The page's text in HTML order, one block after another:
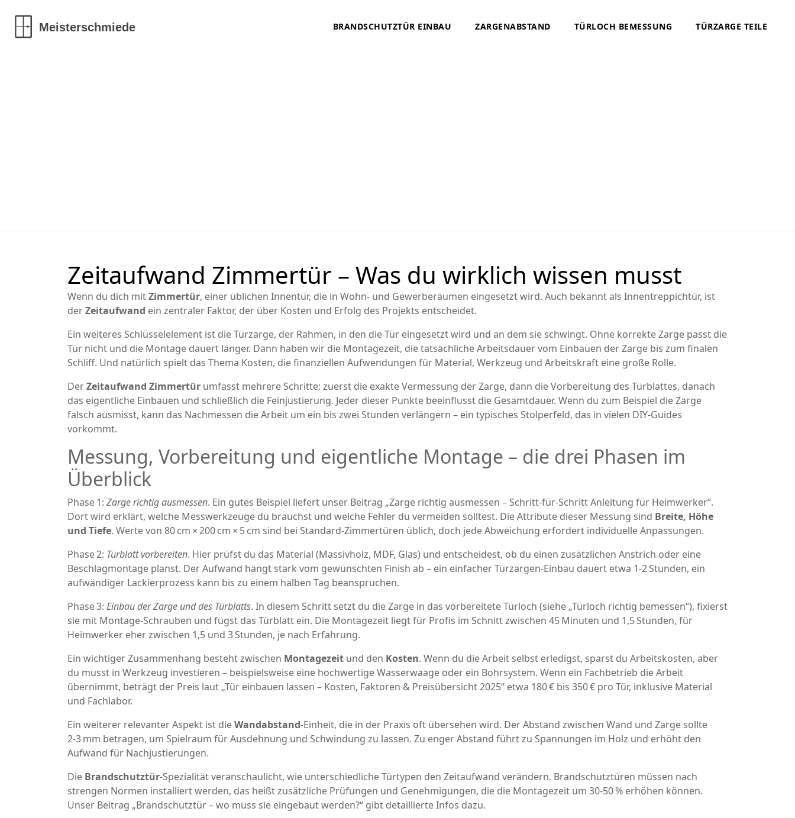
BRANDSCHUTZTÜR EINBAU ZARGENABSTAND TÜRLOCH BEMESSUNG TÜRZARGE TEILE
Zeitaufwand Zimmertür – Was du wirklich wissen musst
Wenn du dich mitZimmertür, einer üblichen Innentür, die in Wohn- und Gewerberäumen eingesetzt wird. Auch bekannt als Innentreppichtür, ist
derZeitaufwand ein zentraler Faktor, der über Kosten und Erfolg des Projekts entscheidet.
Ein weiteres Schlüsselelement ist dieTürzarge, der Rahmen, in den die Tür eingesetzt wird und an dem sie schwingt. Ohne korrekte Zarge passt die
Tür nicht und die Montage dauert länger. Dann haben wir die Montagezeit, die tatsächliche Arbeitsdauer vom Einbauen der Zarge bis zum finalen
Schliff. Und natürlich spielt das Thema Kosten, die finanziellen Aufwendungen für Material, Werkzeug und Arbeitskraft eine große Rolle.
DerZeitaufwand Zimmertür umfasst mehrere Schritte: zuerst die exakte Vermessung der Zarge, dann die Vorbereitung des Türblattes, danach
das eigentliche Einbauen und schließlich die Feinjustierung. Jeder dieser Punkte beeinflusst die Gesamtdauer. Wenn du zum Beispiel die Zarge
falsch ausmisst, kann das Nachmessen die Arbeit um ein bis zwei Stunden verlängern – ein typisches Stolperfeld, das in vielen DIY‑Guides
vorkommt.
Messung, Vorbereitung und eigentliche Montage – die drei Phasen im
Überblick
Phase 1: Zarge richtig ausmessen. Ein gutes Beispiel liefert unser Beitrag „Zarge richtig ausmessen – Schritt‑für‑Schritt Anleitung für Heimwerker“.
Dort wird erklärt, welche Messwerkzeuge du brauchst und welche Fehler du vermeiden solltest. Die Attribute dieser Messung sind Breite, Höhe
und Tiefe. Werte von 80 cm × 200 cm × 5 cm sind bei Standard‑Zimmertüren üblich, doch jede Abweichung erfordert individuelle Anpassungen.
Phase 2: Türblatt vorbereiten. Hier prüfst du das Material (Massivholz, MDF, Glas) und entscheidest, ob du einen zusätzlichen Anstrich oder eine
Beschlagmontage planst. Der Aufwand hängt stark vom gewünschten Finish ab – ein einfacher Türzargen‑Einbau dauert etwa 1‑2 Stunden, ein
aufwändiger Lackierprozess kann bis zu einem halben Tag beanspruchen.
Phase 3: Einbau der Zarge und des Türblatts. In diesem Schritt setzt du die Zarge in das vorbereitete Türloch (siehe „Türloch richtig bemessen“), fixierst
sie mit Montage‑Schrauben und fügst das Türblatt ein. Die Montagezeit liegt für Profis im Schnitt zwischen 45 Minuten und 1,5 Stunden, für
Heimwerker eher zwischen 1,5 und 3 Stunden, je nach Erfahrung.
Ein wichtiger Zusammenhang besteht zwischen Montagezeit und den Kosten. Wenn du die Arbeit selbst erledigst, sparst du Arbeitskosten, aber
du musst in Werkzeug investieren – beispielsweise eine hochwertige Wasserwaage oder ein Bohrsystem. Wenn ein Fachbetrieb die Arbeit
übernimmt, beträgt der Preis laut „Tür einbauen lassen – Kosten, Faktoren & Preisübersicht 2025“ etwa 180 € bis 350 € pro Tür, inklusive Material
und Fachlabor.
Ein weiterer relevanter Aspekt ist dieWandabstand-Einheit, die in der Praxis oft übersehen wird. Der Abstand zwischen Wand und Zarge sollte
2‑3 mm betragen, um Spielraum für Ausdehnung und Schwindung zu lassen. Zu enger Abstand führt zu Spannungen im Holz und erhöht den
Aufwand für Nachjustierungen.
Die Brandschutztür-Spezialität veranschaulicht, wie unterschiedliche Türtypen den Zeitaufwand verändern. Brandschutztüren müssen nach
strengen Normen installiert werden, das heißt zusätzliche Prüfungen und Genehmigungen, die die Montagezeit um 30‑50 % erhöhen können.
Unser Beitrag „Brandschutztür – wo muss sie eingebaut werden?“ gibt detaillierte Infos dazu.